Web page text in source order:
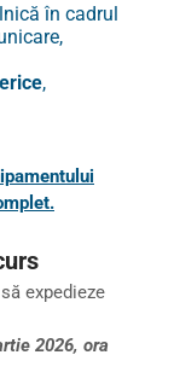
în cadrul
,
expedieze
2026, ora